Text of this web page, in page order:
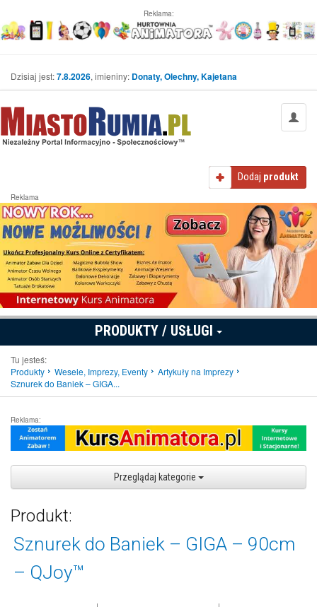
Reklama:
Dzisiaj jest:7.8.2026, imieniny: Donaty, Olechny, Kajetana
Dodaj produkt
Reklama
PRODUKTY / USŁUGI
Tu jesteś:
Produkty
Wesele, Imprezy, Eventy
Artykuły na Imprezy
Sznurek do Baniek – GIGA...
Reklama:
Przeglądaj kategorie
Produkt:
Sznurek do Baniek – GIGA – 90cm
– QJoy™